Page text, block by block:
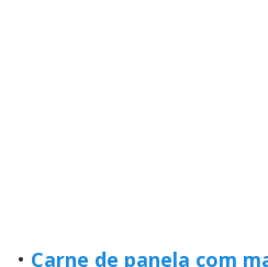
• Carne de panela com